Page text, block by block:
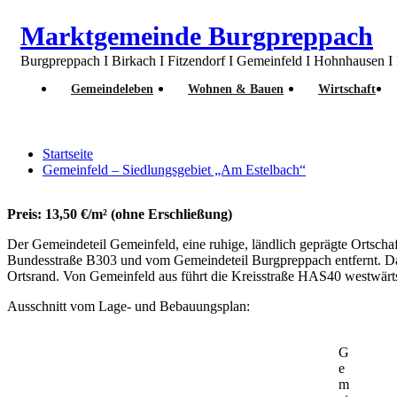
Marktgemeinde Burgpreppach
Burgpreppach I Birkach I Fitzendorf I Gemeinfeld I Hohnhausen
Gemeindeleben Wohnen & Bauen Wirtschaft
Startseite
Gemeinfeld – Siedlungsgebiet „Am Estelbach“
Preis: 13,50 €/m² (ohne Erschließung)
Der Gemeindeteil Gemeinfeld, eine ruhige, ländlich geprägte
Bundesstraße B303 und vom Gemeindeteil Burgpreppach entfernt.
Ortsrand. Von Gemeinfeld aus führt die Kreisstraße HAS40
Ausschnitt vom Lage- und Bebauungsplan:
G
e
m